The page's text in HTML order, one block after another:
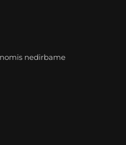
nedirbame